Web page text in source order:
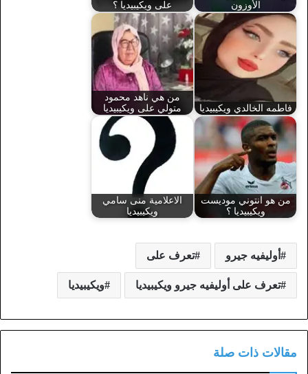
الأوزون
على ويكيبيديا ؟
فاطمه الخالدي ويكيبيديا
من هي ناهد محمود
متولي على ويكيبيديا
من هو انتوني موديست
ويكيبيديا ؟
الاعلامية منى سامي
ويكيبيديا
أوليفيه جيرو تعرف على
تعرف على أوليفيه جيرو ويكيبيديا ويكيبيديا
مقالات ذات صلة